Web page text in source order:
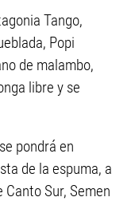
Tango,
Popi
de malambo,
libre y se
pondrá en
de la espuma, a
Sur, Semen